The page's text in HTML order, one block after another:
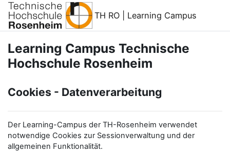
Zum Hauptinhalt
TH RO | Learning Campus
Learning Campus Technische
Hochschule Rosenheim
Cookies - Datenverarbeitung
Der Learning-Campus der TH-Rosenheim verwendet
notwendige Cookies zur Sessionverwaltung und der
allgemeinen Funktionalität.